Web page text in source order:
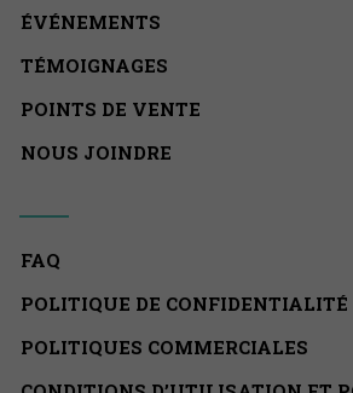
ÉVÉNEMENTS
TÉMOIGNAGES
POINTS DE VENTE
NOUS JOINDRE
FAQ
POLITIQUE DE CONFIDENTIALITÉ
POLITIQUES COMMERCIALES